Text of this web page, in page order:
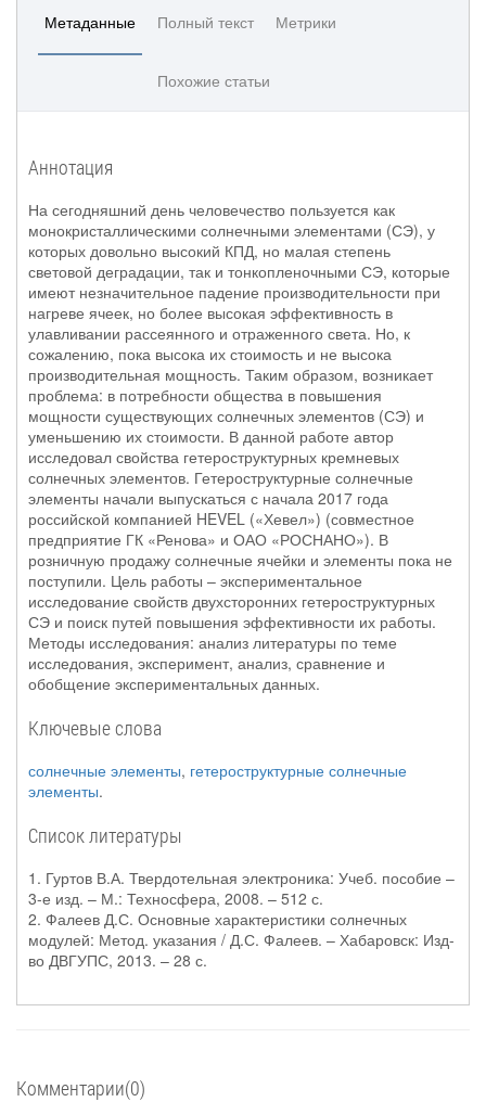
Метаданные Полный текст Метрики
Похожие статьи
Аннотация
На сегодняшний день человечество пользуется как
монокристаллическими солнечными элементами (СЭ), у
которых довольно высокий КПД, но малая степень
световой деградации, так и тонкопленочными СЭ, которые
имеют незначительное падение производительности при
нагреве ячеек, но более высокая эффективность в
улавливании рассеянного и отраженного света. Но, к
сожалению, пока высока их стоимость и не высока
производительная мощность. Таким образом, возникает
проблема: в потребности общества в повышения
мощности существующих солнечных элементов (СЭ) и
уменьшению их стоимости. В данной работе автор
исследовал свойства гетероструктурных кремневых
солнечных элементов. Гетероструктурные солнечные
элементы начали выпускаться с начала 2017 года
российской компанией HEVEL («Хевел») (совместное
предприятие ГК «Ренова» и ОАО «РОСНАНО»). В
розничную продажу солнечные ячейки и элементы пока не
поступили. Цель работы – экспериментальное
исследование свойств двухсторонних гетероструктурных
СЭ и поиск путей повышения эффективности их работы.
Методы исследования: анализ литературы по теме
исследования, эксперимент, анализ, сравнение и
обобщение экспериментальных данных.
Ключевые слова
солнечные элементы, гетероструктурные солнечные
элементы.
Список литературы
1. Гуртов В.А. Твердотельная электроника: Учеб. пособие –
3-е изд. – М.: Техносфера, 2008. – 512 с.
2. Фалеев Д.С. Основные характеристики солнечных
модулей: Метод. указания / Д.С. Фалеев. – Хабаровск: Изд-
во ДВГУПС, 2013. – 28 с.
Комментарии(0)